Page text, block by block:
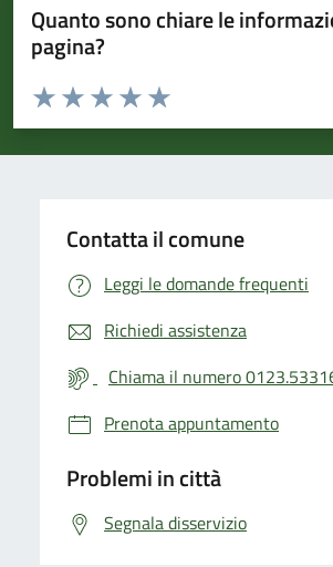
Quanto sono chiare le
pagina?
Valuta da 1 a 5 stelle la pagina
Valuta 5 stelle su 5
Valuta 4 stelle su 5
Valuta 3 stelle su 5
Valuta 2 stelle su 5
Valuta 1 stelle su 5
Contatta il comune
Leggi le domande frequenti
Richiedi assistenza
Chiama il numero
Prenota appuntamento
Problemi in città
Segnala disservizio